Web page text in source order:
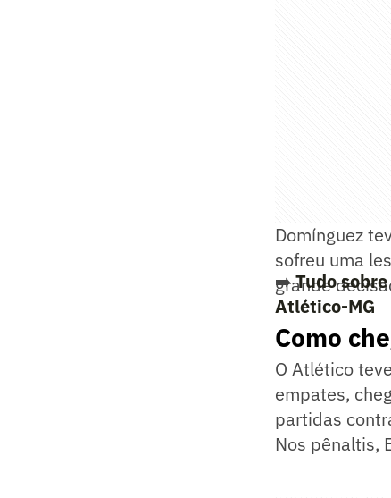
Domínguez
sofreu uma
grande
➡️Tudo
Atlético-MG
Como
O Atlético
empates,
partidas
Nos pênaltis,